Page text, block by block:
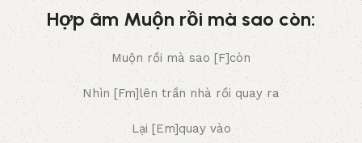
Hợp âm Muộn rồi mà sao còn:
Muộn rồi mà sao [F]còn
Nhìn [Fm]lên trần nhà rồi quay ra
Lại [Em]quay vào